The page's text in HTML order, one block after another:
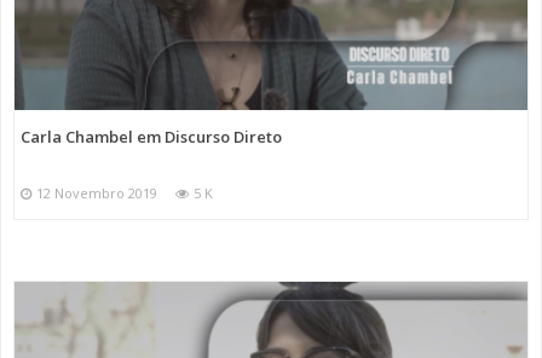
Carla Chambel em Discurso Direto
12 Novembro 2019 5 K